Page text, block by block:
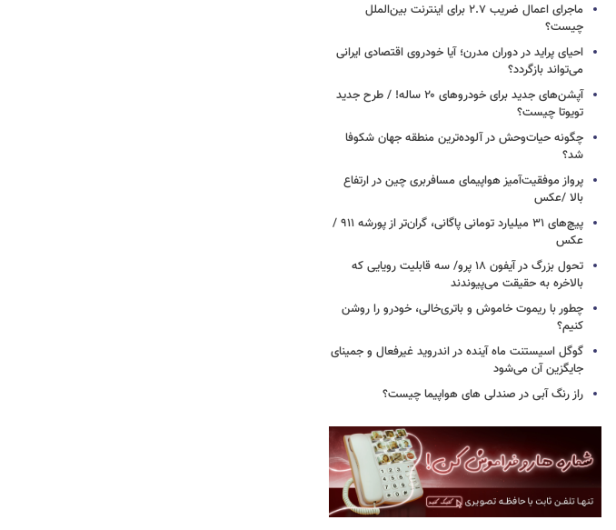
ماجرای اعمال ضریب ۲.۷ برای اینترنت بین‌الملل
چیست؟
احیای پراید در دوران مدرن؛ آیا خودروی اقتصادی ایرانی
می‌تواند بازگردد؟
آپشن‌های جدید برای خودروهای ۲۰ ساله! / طرح جدید
تویوتا چیست؟
چگونه حیات‌وحش در آلوده‌ترین منطقه جهان شکوفا
شد؟
پرواز موفقیت‌آمیز هواپیمای مسافربری چین در ارتفاع
بالا /عکس
پیچ‌های ۳۱ میلیارد تومانی پاگانی، گران‌تر از پورشه ۹۱۱ /
عکس
تحول بزرگ در آیفون ۱۸ پرو/ سه قابلیت رویایی که
بالاخره به حقیقت می‌پیوندند
چطور با ریموت خاموش و باتری‌خالی، خودرو را روشن
کنیم؟
گوگل اسیستنت ماه آینده در اندروید غیرفعال و جمینای
جایگزین آن می‌شود
راز رنگ آبی در صندلی های هواپیما چیست؟